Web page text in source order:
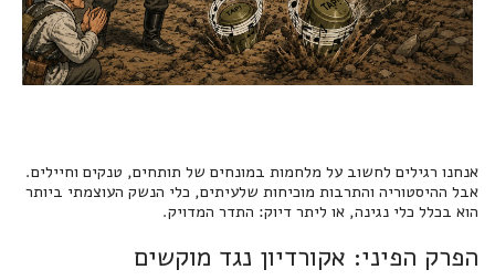
אנחנו רגילים לחשוב על מלחמות במונחים של תותחים, טנקים וחיילים.
אבל ההיסטוריה והתרבות מוכיחות שלעיתים, כלי הנשק העוצמתי ביותר
הוא בכלל כלי נגינה, או ליתר דיוק: התדר המדויק.
הפרק הפיני: אקורדיון נגד מוקשים